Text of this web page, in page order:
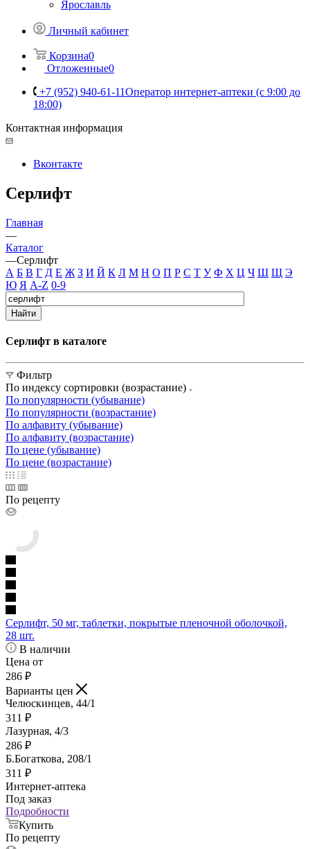
Ярославль
Личный кабинет
Корзина0
Отложенные0
+7 (952) 940-61-11Оператор интернет-аптеки (с 9:00 до
18:00)
Контактная информация
Вконтакте
Серлифт
Главная
—
Каталог
—Серлифт
А Б В Г Д Е Ж З И Й К Л М Н О П Р С Т У Ф Х Ц Ч Ш Щ Э
Ю Я A-Z 0-9
Найти
Серлифт в каталоге
Фильтр
По индексу сортировки (возрастание)
По популярности (убывание)
По популярности (возрастание)
По алфавиту (убывание)
По алфавиту (возрастание)
По цене (убывание)
По цене (возрастание)
По рецепту
Серлифт, 50 мг, таблетки, покрытые пленочной оболочкой,
28 шт.
В наличии
Цена от
286 ₽
Варианты цен
Челюскинцев, 44/1
311 ₽
Лазурная, 4/3
286 ₽
Б.Богаткова, 208/1
311 ₽
Интернет-аптека
Под заказ
Подробности
Купить
По рецепту